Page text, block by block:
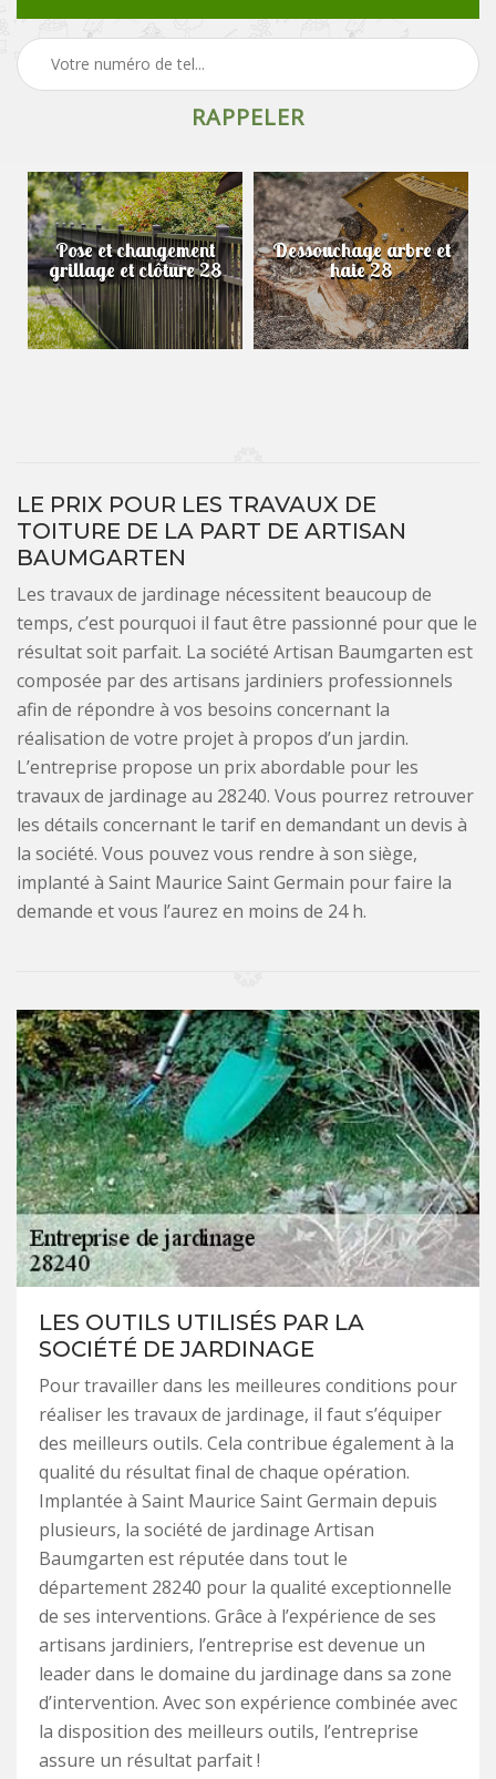
Pose et changement
grillage et clôture 28
Dessouchage arbre et
haie 28
LE PRIX POUR LES TRAVAUX DE
TOITURE DE LA PART DE ARTISAN
BAUMGARTEN
Les travaux de jardinage nécessitent beaucoup de
temps, c’est pourquoi il faut être passionné pour que le
résultat soit parfait. La société Artisan Baumgarten est
composée par des artisans jardiniers professionnels
afin de répondre à vos besoins concernant la
réalisation de votre projet à propos d’un jardin.
L’entreprise propose un prix abordable pour les
travaux de jardinage au 28240. Vous pourrez retrouver
les détails concernant le tarif en demandant un devis à
la société. Vous pouvez vous rendre à son siège,
implanté à Saint Maurice Saint Germain pour faire la
demande et vous l’aurez en moins de 24 h.
LES OUTILS UTILISÉS PAR LA
SOCIÉTÉ DE JARDINAGE
Pour travailler dans les meilleures conditions pour
réaliser les travaux de jardinage, il faut s’équiper
des meilleurs outils. Cela contribue également à la
qualité du résultat final de chaque opération.
Implantée à Saint Maurice Saint Germain depuis
plusieurs, la société de jardinage Artisan
Baumgarten est réputée dans tout le
département 28240 pour la qualité exceptionnelle
de ses interventions. Grâce à l’expérience de ses
artisans jardiniers, l’entreprise est devenue un
leader dans le domaine du jardinage dans sa zone
d’intervention. Avec son expérience combinée avec
la disposition des meilleurs outils, l’entreprise
assure un résultat parfait !